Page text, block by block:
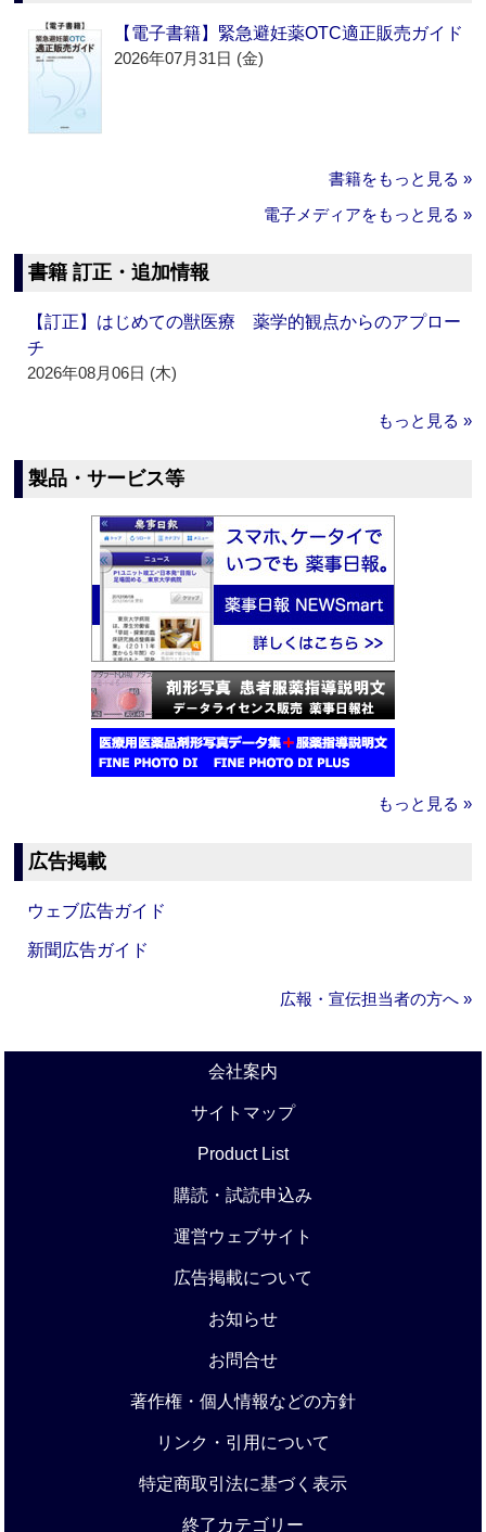
【電子書籍】緊急避妊薬OTC適正販売ガイド
2026年07月31日 (金)
書籍をもっと見る »
電子メディアをもっと見る »
書籍 訂正・追加情報
【訂正】はじめての獣医療 薬学的観点からのアプロー
チ
2026年08月06日 (木)
もっと見る »
製品・サービス等
もっと見る »
広告掲載
ウェブ広告ガイド
新聞広告ガイド
広報・宣伝担当者の方へ »
会社案内
サイトマップ
Product List
購読・試読申込み
運営ウェブサイト
広告掲載について
お知らせ
お問合せ
著作権・個人情報などの方針
リンク・引用について
特定商取引法に基づく表示
終了カテゴリー